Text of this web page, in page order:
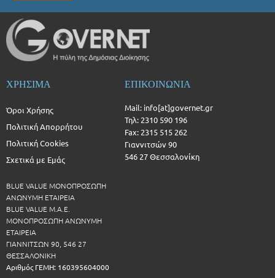
ΧΡΗΣΙΜΑ
Όροι Χρήσης
Πολιτική Απορρήτου
Πολιτική Cookies
Σχετικά με Εμάς
BLUE VALUE ΜΟΝΟΠΡΟΣΩΠΗ
ΑΝΩΝΥΜΗ ΕΤΑΙΡΕΙΑ
BLUE VALUE Μ.Α.Ε.
ΜΟΝΟΠΡΟΣΩΠΗ ΑΝΩΝΥΜΗ
ΕΤΑΙΡΕΙΑ
ΓΙΑΝΝΙΤΣΩΝ 90, 546 27
ΘΕΣΣΑΛΟΝΙΚΗ
Αριθμός ΓΕΜΗ: 160395604000
ΕΠΙΚΟΙΝΩΝΙΑ
Mail: info[at]governet.gr
Τηλ: 2310 590 196
Fax: 2315 515 262
Γιαννιτσών 90
546 27 Θεσσαλονίκη